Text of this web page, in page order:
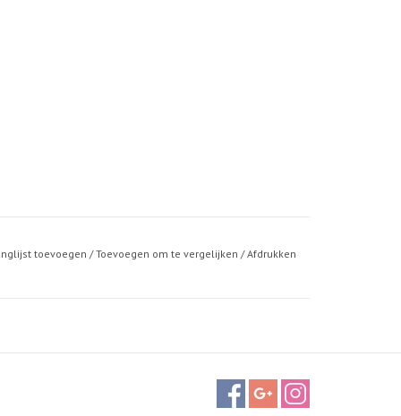
toevoegen /Toevoegen om te vergelijken /Afdrukken